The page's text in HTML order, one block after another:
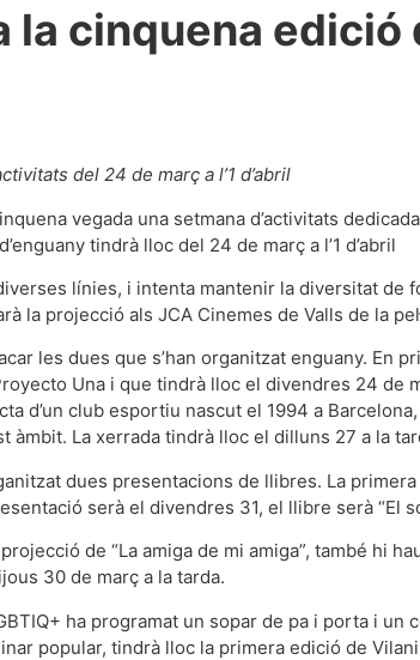
cinquena edició
del 24 de març a l’1 d’abril
vegada una setmana d’activitats
tindrà lloc del 24 de març a l’1 d’abril
línies, i intenta mantenir la diversitat
la projecció als JCA Cinemes de Valls de la
les dues que s’han organitzat enguany.
Una i que tindrà lloc el divendres 24 de
d’un club esportiu nascut el 1994 a
àmbit. La xerrada tindrà lloc el dilluns 27 a la
dues presentacions de llibres. La
serà el divendres 31, el llibre serà “El
de “La amiga de mi amiga”, també hi
30 de març a la tarda.
ha programat un sopar de pa i porta i
popular, tindrà lloc la primera edició de